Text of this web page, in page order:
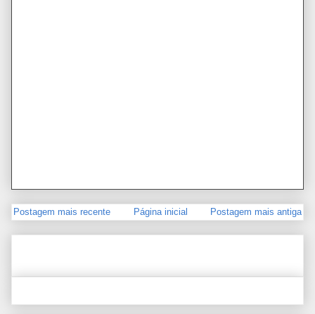
Postagem mais recente Postagem mais antiga
Página inicial